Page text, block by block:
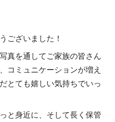
ございました！
真を通してご家族の皆さん
コミュニケーションが増え
とても嬉しい気持ちでいっ
と身近に、そして長く保管